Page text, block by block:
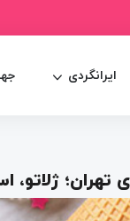
ایرانگردی
ژلاتو،